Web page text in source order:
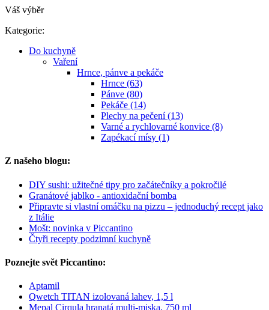
Váš výběr
Kategorie:
Do kuchyně
Vaření
Hrnce, pánve a pekáče
Hrnce (63)
Pánve (80)
Pekáče (14)
Plechy na pečení (13)
Varné a rychlovarné konvice (8)
Zapékací mísy (1)
Z našeho blogu:
DIY sushi: užitečné tipy pro začátečníky a pokročilé
Granátové jablko - antioxidační bomba
Připravte si vlastní omáčku na pizzu – jednoduchý recept jako
z Itálie
Mošt: novinka v Piccantino
Čtyři recepty podzimní kuchyně
Poznejte svět Piccantino:
Aptamil
Qwetch TITAN izolovaná lahev, 1,5 l
Mepal Cirqula hranatá multi-miska, 750 ml